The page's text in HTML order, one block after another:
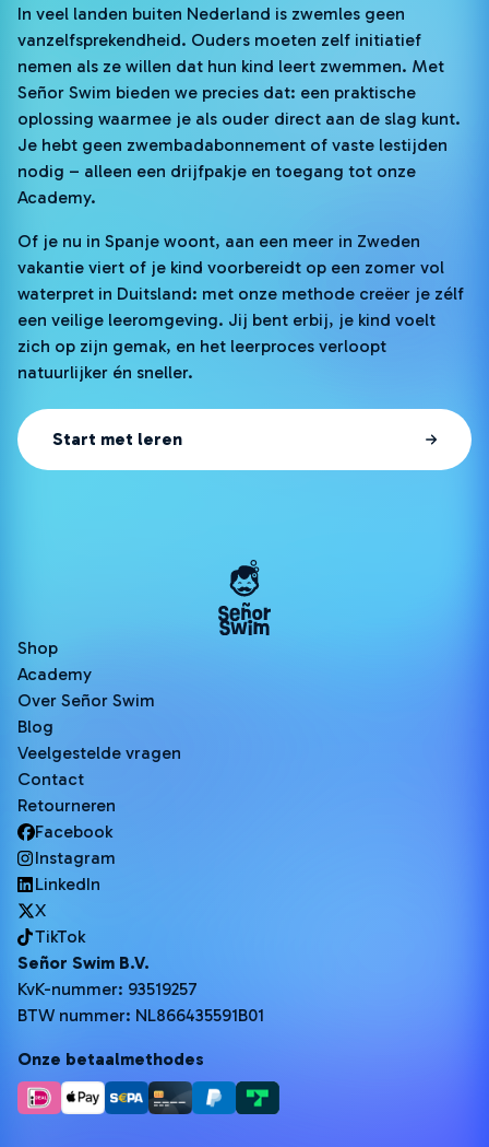
In veel landen buiten Nederland is zwemles geen
vanzelfsprekendheid. Ouders moeten zelf initiatief
nemen als ze willen dat hun kind leert zwemmen. Met
Señor Swim bieden we precies dat: een praktische
oplossing waarmee je als ouder direct aan de slag kunt.
Je hebt geen zwembadabonnement of vaste lestijden
nodig – alleen een drijfpakje en toegang tot onze
Academy.
Of je nu in Spanje woont, aan een meer in Zweden
vakantie viert of je kind voorbereidt op een zomer vol
waterpret in Duitsland: met onze methode creëer je zélf
een veilige leeromgeving. Jij bent erbij, je kind voelt
zich op zijn gemak, en het leerproces verloopt
natuurlijker én sneller.
Start met leren
Shop
Academy
Over Señor Swim
Blog
Veelgestelde vragen
Contact
Retourneren
Facebook
Instagram
LinkedIn
X
TikTok
Señor Swim B.V.
KvK-nummer: 93519257
BTW nummer: NL866435591B01
Onze betaalmethodes